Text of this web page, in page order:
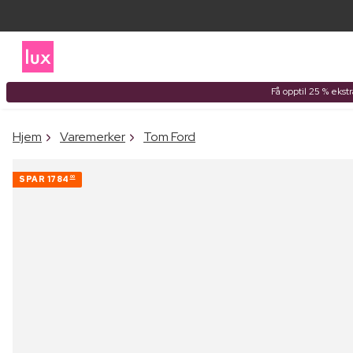
Få opptil 25 %
Hjem Varemerker Tom Ford
SPAR 1784 00